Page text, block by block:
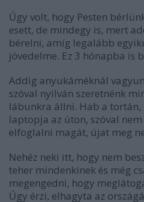
Úgy volt, hogy Pesten
esett, de mindegy is, mert
bérelni, amíg legalább
jövedelme. Ez 3 hónapba is
Addig anyukáméknál
szóval nyilván szeretnénk
lábunkra állni. Hab a tortán,
laptopja az úton, szóval
elfoglalni magát, újat meg
Nehéz neki itt, hogy nem
teher mindenkinek és még
megengedni, hogy
Úgy érzi, elhagyta az